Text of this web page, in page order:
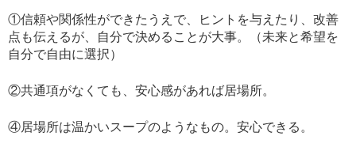
①信頼や関係性ができたうえで、ヒントを与えたり、改善
点も伝えるが、自分で決めることが大事。（未来と希望を
自分で自由に選択）
②共通項がなくても、安心感があれば居場所。
④居場所は温かいスープのようなもの。安心できる。